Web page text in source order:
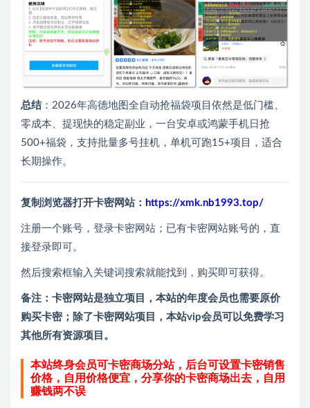
总结‌：2026年高德地图全自动抢福袋项目依然是低门槛、
零成本、提现快的稳定副业，一台安卓或鸿蒙手机日抢
500+福袋，支持批量多号挂机，单机可跑15+项目，适合
长期操作。
复制浏览器打开卡密网站： https://xmk.nb1993.top/
注册一个账号，登录卡密网站；已有卡密网站账号的，直
接登录即可。
然后搜索框输入关键词搜索就能找到，购买即可获得。
备注：卡密网站是独立项目，本站的年度会员也需要原价
购买卡密；除了卡密网站项目，本站vip会员可以免费学习
其他所有资源项目。
本站终身会员可卡密商场分站，后台可设置卡密销售
价格，自用价格便宜，分享你的卡密商场出去，自用
赚钱两不误